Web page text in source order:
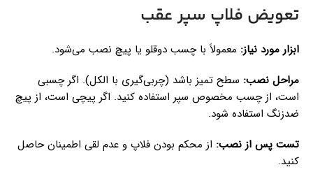
تعویض فلاپ سپر عقب
ابزار مورد نیاز: معمولاً با چسب دوقلو یا پیچ نصب می‌شود.
مراحل نصب: سطح تمیز باشد (چربی‌گیری با الکل). اگر چسبی
است، از چسب مخصوص سپر استفاده کنید. اگر پیچی است، از پیچ
ضدزنگ استفاده شود.
تست پس از نصب: از محکم بودن فلاپ و عدم لقی اطمینان حاصل
کنید.